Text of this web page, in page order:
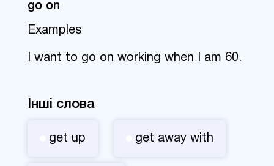
go on
Examples
I want to go on working when I am 60.
Інші слова
get up get away with